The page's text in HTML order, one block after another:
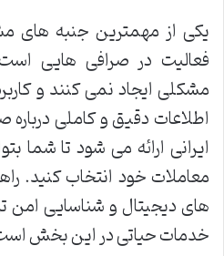
یکی از مهمترین جنبه های
فعالیت در صرافی هایی است
مشکلی ایجاد نمی کنند و
اطلاعات دقیق و کاملی
ایرانی ارائه می شود تا شما
معاملات خود انتخاب کنید.
های دیجیتال و شناسایی امن
خدمات حیاتی در این بخش